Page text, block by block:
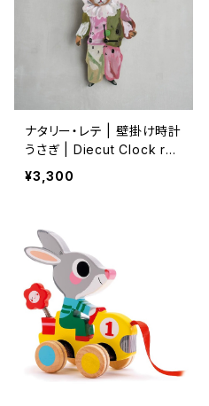
ナタリー・レテ | 壁掛け時計
うさぎ | Diecut Clock rab
bit
¥3,300